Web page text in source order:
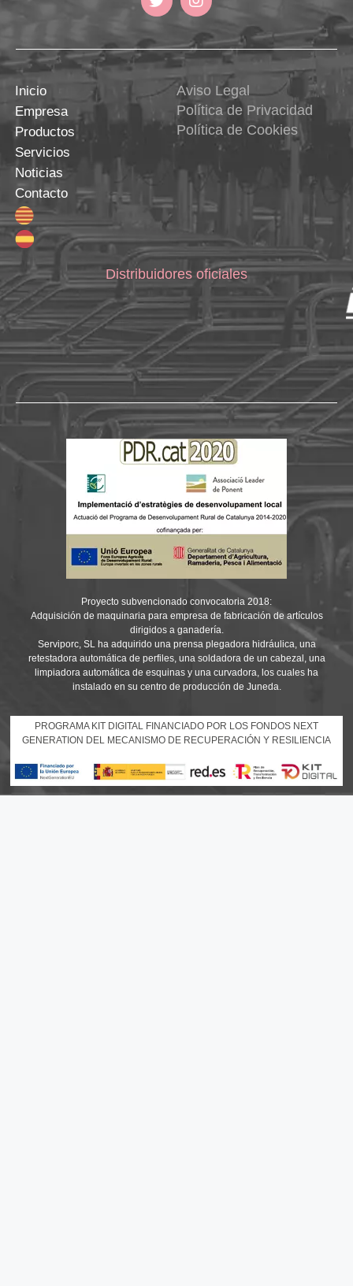
Inicio
Empresa
Productos
Servicios
Noticias
Contacto
Aviso Legal
Política de Privacidad
Política de Cookies
Distribuidores oficiales
Proyecto subvencionado convocatoria 2018:
Adquisición de maquinaria para empresa de fabricación de artículos
dirigidos a ganadería.
Serviporc, SL ha adquirido una prensa plegadora hidráulica, una
retestadora automática de perfiles, una soldadora de un cabezal, una
limpiadora automática de esquinas y una curvadora, los cuales ha
instalado en su centro de producción de Juneda.
PROGRAMA KIT DIGITAL FINANCIADO POR LOS FONDOS NEXT
GENERATION DEL MECANISMO DE RECUPERACIÓN Y RESILIENCIA